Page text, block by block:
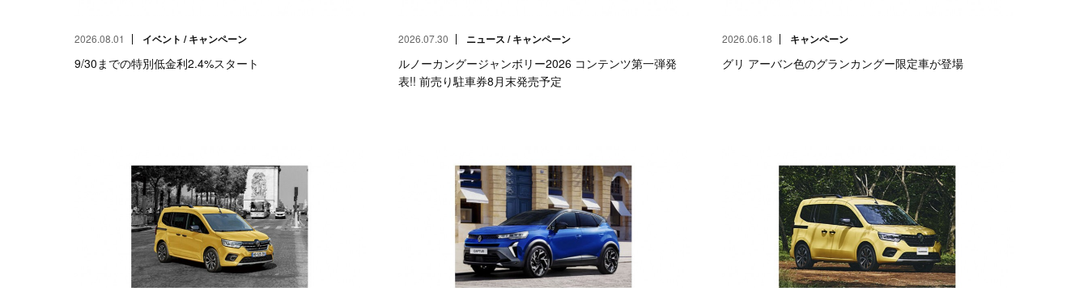
2026.08.01 イベント / キャンペーン
9/30までの特別低金利2.4%スタート
2026.07.30 ニュース / キャンペーン
ルノーカングージャンボリー2026 コンテンツ第一弾発
表!! 前売り駐車券8月末発売予定
2026.06.18 キャンペーン
グリ アーバン色のグランカングー限定車が登場